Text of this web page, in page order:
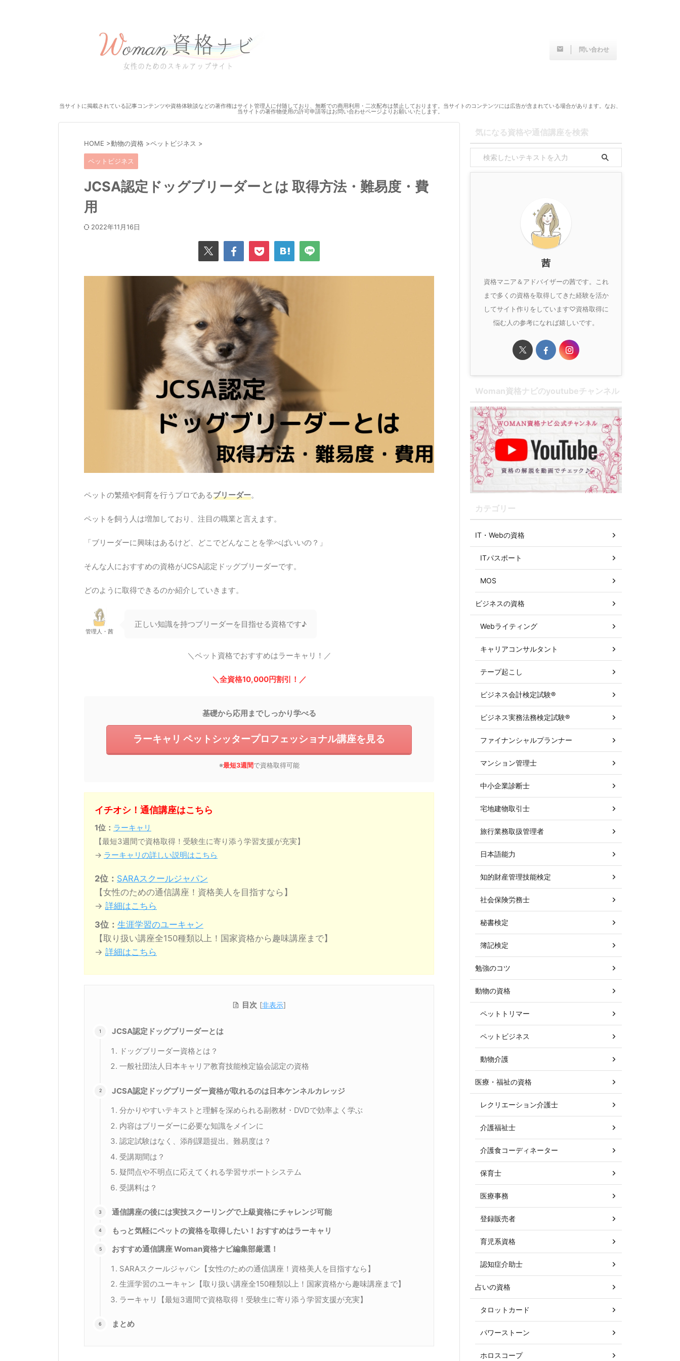
問い合わせ
当サイトに掲載されている記事コンテンツや資格体験談などの著作権はサイト管理人に付随しており、無断での商用利用・二次配布は禁止しております。当サイトのコンテンツには広告が含まれている場合があります。なお、
当サイトの著作物使用の許可申請等はお問い合わせページよりお願いいたします。
HOME >動物の資格 >ペットビジネス >
ペットビジネス
JCSA認定ドッグブリーダーとは 取得方法・難易度・費
用
2022年11月16日
ペットの繁殖や飼育を行うプロであるブリーダー。
ペットを飼う人は増加しており、注目の職業と言えます。
「ブリーダーに興味はあるけど、どこでどんなことを学べばいいの？」
そんな人におすすめの資格がJCSA認定ドッグブリーダーです。
どのように取得できるのか紹介していきます。
管理人・茜
正しい知識を持つブリーダーを目指せる資格です♪
＼ペット資格でおすすめはラーキャリ！／
＼全資格10,000円割引！／
基礎から応用までしっかり学べる
ラーキャリ ペットシッタープロフェッショナル講座を見る
※最短3週間 で資格取得可能
イチオシ！通信講座はこちら
1位： ラーキャリ
【最短3週間で資格取得！受験生に寄り添う学習支援が充実】
→ ラーキャリの詳しい説明はこちら
2位： SARAスクールジャパン
【女性のための通信講座！資格美人を目指すなら】
→ 詳細はこちら
3位： 生涯学習のユーキャン
【取り扱い講座全150種類以上！国家資格から趣味講座まで】
→ 詳細はこちら
目次 [非表示]
JCSA認定ドッグブリーダーとは
ドッグブリーダー資格とは？
一般社団法人日本キャリア教育技能検定協会認定の資格
JCSA認定ドッグブリーダー資格が取れるのは日本ケンネルカレッジ
分かりやすいテキストと理解を深められる副教材・DVDで効率よく学ぶ
内容はブリーダーに必要な知識をメインに
認定試験はなく、添削課題提出。難易度は？
受講期間は？
疑問点や不明点に応えてくれる学習サポートシステム
受講料は？
通信講座の後には実技スクーリングで上級資格にチャレンジ可能
もっと気軽にペットの資格を取得したい！おすすめはラーキャリ
おすすめ通信講座 Woman資格ナビ編集部厳選！
SARAスクールジャパン【女性のための通信講座！資格美人を目指すなら】
生涯学習のユーキャン【取り扱い講座全150種類以上！国家資格から趣味講座まで】
ラーキャリ【最短3週間で資格取得！受験生に寄り添う学習支援が充実】
まとめ
気になる資格や通信講座を検索
茜
資格マニア＆アドバイザーの茜です。これ
まで多くの資格を取得してきた経験を活か
してサイト作りをしています♡資格取得に
悩む人の参考になれば嬉しいです。
Woman資格ナビのyoutubeチャンネル
カテゴリー
IT・Webの資格
ITパスポート
MOS
ビジネスの資格
Webライティング
キャリアコンサルタント
テープ起こし
ビジネス会計検定試験®
ビジネス実務法務検定試験®
ファイナンシャルプランナー
マンション管理士
中小企業診断士
宅地建物取引士
旅行業務取扱管理者
日本語能力
知的財産管理技能検定
社会保険労務士
秘書検定
簿記検定
勉強のコツ
動物の資格
ペットトリマー
ペットビジネス
動物介護
医療・福祉の資格
レクリエーション介護士
介護福祉士
介護食コーディネーター
保育士
医療事務
登録販売者
育児系資格
認知症介助士
占いの資格
タロットカード
パワーストーン
ホロスコープ